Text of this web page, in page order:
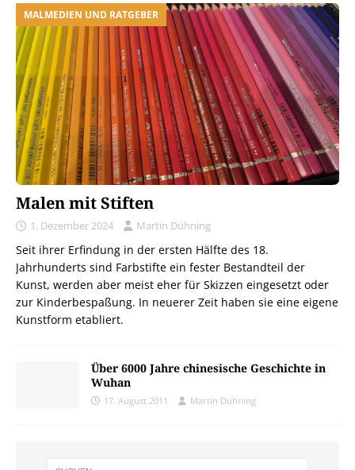
MALMEDIEN UND RATGEBER
Malen mit Stiften
1. Dezember 2024 Martin Dühning
Seit ihrer Erfindung in der ersten Hälfte des 18.
Jahrhunderts sind Farbstifte ein fester Bestandteil der
Kunst, werden aber meist eher für Skizzen eingesetzt oder
zur Kinderbespaßung. In neuerer Zeit haben sie eine eigene
Kunstform etabliert.
Über 6000 Jahre chinesische Geschichte in
Wuhan
17. August 2011 Martin Dühning